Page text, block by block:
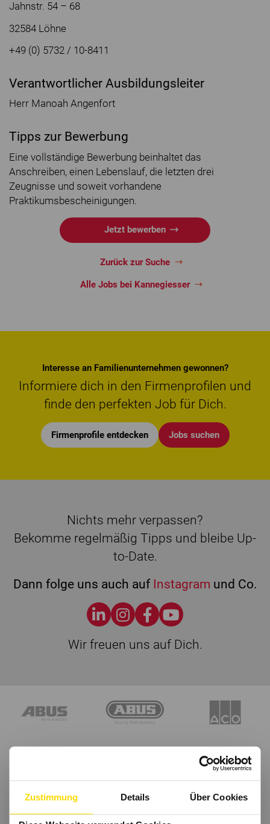
Zustimmung Details Über Cookies
Jahnstr. 54 – 68
32584 Löhne
+49 (0) 5732 / 10-8411
Verantwortlicher Ausbildungsleiter
Herr Manoah Angenfort
Tipps zur Bewerbung
Eine vollständige Bewerbung beinhaltet das
Anschreiben, einen Lebenslauf, die letzten drei
Zeugnisse und soweit vorhandene
Praktikumsbescheinigungen.
Jetzt bewerben
Zurück zur Suche
Alle Jobs bei Kannegiesser
Interesse an Familienunternehmen gewonnen?
Informiere dich in den Firmenprofilen und
finde den perfekten Job für Dich.
Firmenprofile entdecken Jobs suchen
Nichts mehr verpassen?
Bekomme regelmäßig Tipps und bleibe Up-
to-Date.
Dann folge uns auch auf Instagram und Co.
Wir freuen uns auf Dich.